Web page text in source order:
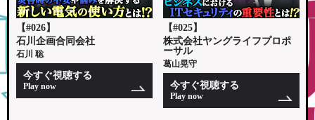
【#026】
石川企画合同会社
石川 聡
今すぐ視聴する
Play now
【#025】
株式会社ヤングライフプロポ
ーサル
葛山晃守
今すぐ視聴する
Play now